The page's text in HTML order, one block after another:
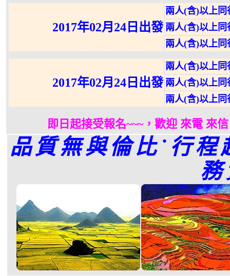
2017年02月24日出發
兩人(含)以上同
兩人(含)以上同
兩人(含)以上同
2017年02月24 日出發
兩人(含)以上同
兩人(含)以上同
兩人(含)以上同
即日起接受報名~~~，歡迎 來電 來
品質無與倫比˙行程